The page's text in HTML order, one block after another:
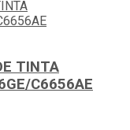
TINTA
C6656AE